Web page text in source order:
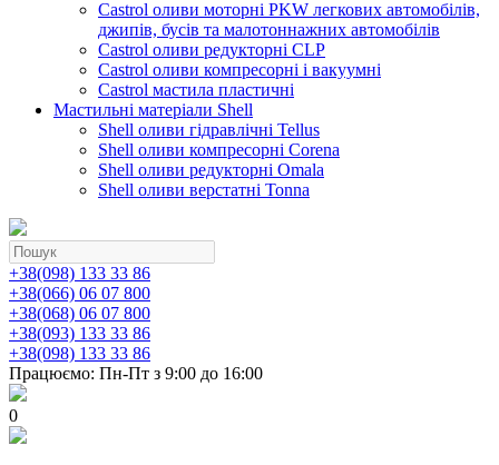
Castrol оливи моторні PKW легкових автомобілів,
джипів, бусів та малотоннажних автомобілів
Castrol оливи редукторні CLP
Castrol оливи компресорні і вакуумні
Castrol мастила пластичні
Мастильні матеріали Shell
Shell оливи гідравлічні Tellus
Shell оливи компресорні Corena
Shell оливи редукторні Omala
Shell оливи верстатні Tonna
+38(098) 133 33 86
+38(066) 06 07 800
+38(068) 06 07 800
+38(093) 133 33 86
+38(098) 133 33 86
Працюємо: Пн-Пт з 9:00 до 16:00
0